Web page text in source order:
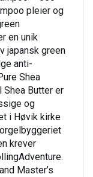
pleier og
en unik
japansk green
anti-
Shea
Shea Butter er
og
i Høvik kirke
krever
Master’s